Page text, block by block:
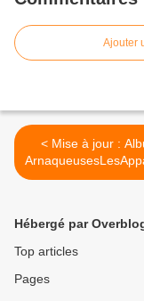
Ajouter
< Mise à jour : Album -
e32
Hébergé par
Top articles
Pages